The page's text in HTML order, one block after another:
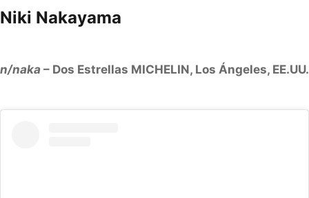
Niki Nakayama
n/naka – Dos Estrellas MICHELIN, Los Ángeles, EE.UU.